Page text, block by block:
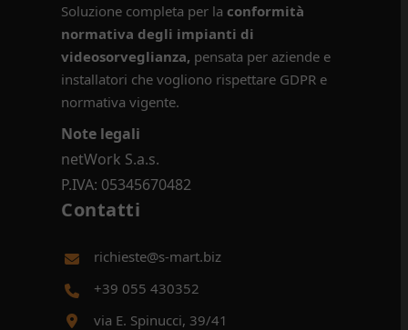
Soluzione completa per laconformità
normativa degli impianti di
videosorveglianza, pensata per aziende e
installatori che vogliono rispettare GDPR e
normativa vigente.
Note legali
netWork S.a.s.
P.IVA: 05345670482
Contatti
richieste@s-mart.biz
+39 055 430352
via E. Spinucci, 39/41